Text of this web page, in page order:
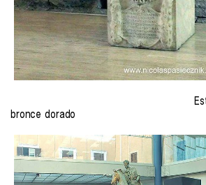
Estatua de
bronce dorado